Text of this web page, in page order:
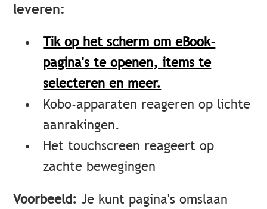
leveren:
Tik op het scherm om eBook-
pagina's te openen, items te
selecteren en meer.
Kobo-apparaten reageren op lichte
aanrakingen.
Het touchscreen reageert op
zachte bewegingen
Voorbeeld:Je kunt pagina's omslaan